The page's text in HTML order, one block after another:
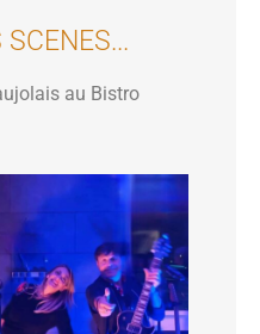
au Bistro